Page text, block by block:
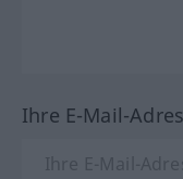
Ihre E-Mail-